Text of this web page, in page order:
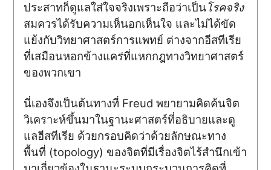
ประสาทก็ดูแลใส่ใจจริงเพราะถือว่าเป็นโรคจริง
สมควรได้รับความเห็นอกเห็นใจ และไม่ได้ขัด
แย้งกับวิทยาศาสตร์การแพทย์ ต่างจากอีสทีเรีย
ที่เสมือนหอกข้างแคร่ที่แหกกฎทางวิทยาศาสตร์
ของพวกเขา
นี่เองจึงเป็นต้นทางที่ Freud พยายามคิดค้นจิต
วิเคราะห์ขึ้นมาในฐานะศาสตร์ที่อธิบายและดู
แลฮีสทีเรีย ด้วยกรอบคิดว่าด้วยลักษณะทาง
พื้นที่ (topology) ของจิตที่มีเรื่องจิตไร้สำนึกเข้า